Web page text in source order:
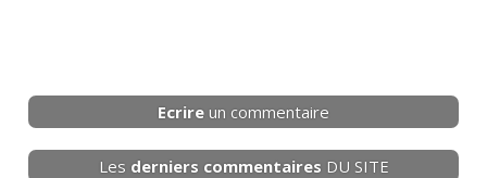
Ecrire un commentaire
Les derniers commentaires DU SITE